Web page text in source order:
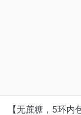
【无蔗糖，5环